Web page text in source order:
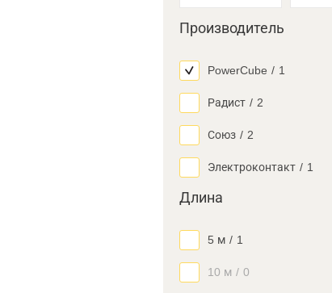
Производитель
PowerCube / 1
Радист / 2
Союз / 2
Электроконтакт / 1
Длина
5 м / 1
10 м / 0